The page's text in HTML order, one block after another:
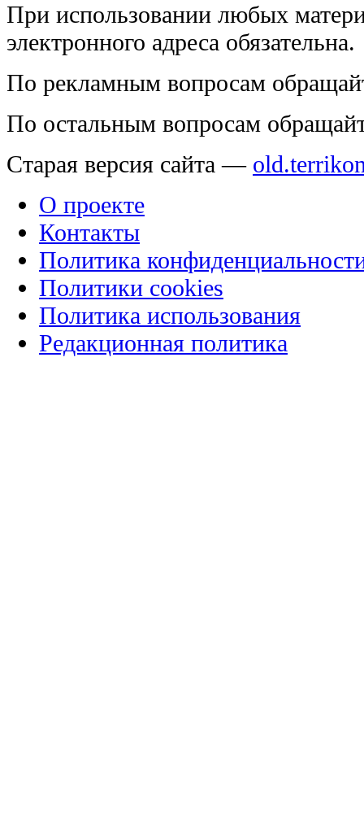
При использовании любых
электронного адреса обязательна.
По рекламным вопросам
По остальным вопросам
Старая версия сайта —
О проекте
Контакты
Политика
Политики cookies
Политика использования
Редакционная политика